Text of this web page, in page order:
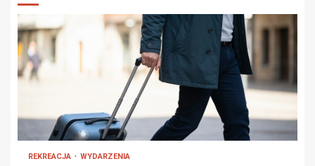
REKREACJA WYDARZENIA